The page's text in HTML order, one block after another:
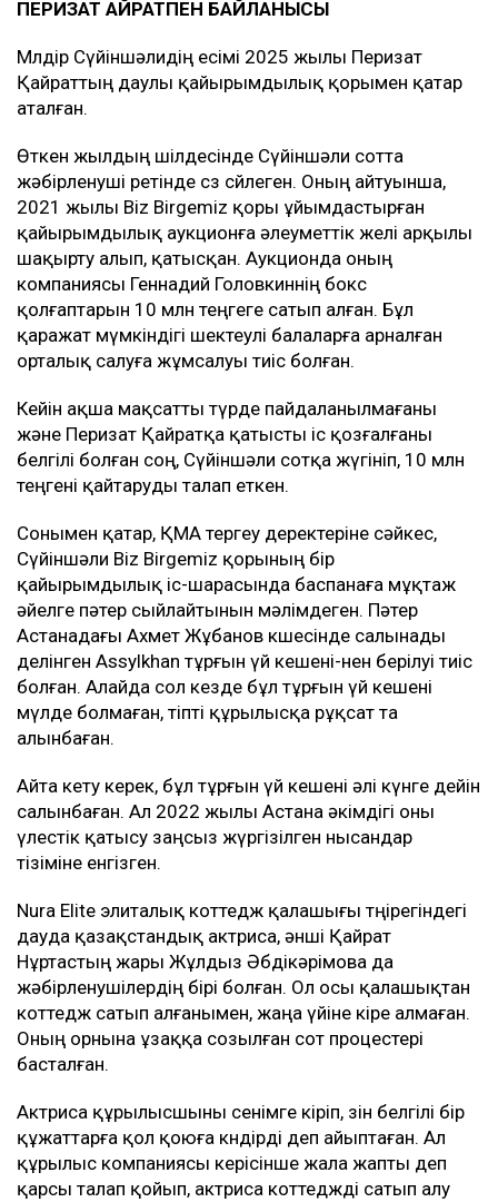
ПЕРИЗАТ ҚАЙРАТПЕН БАЙЛАНЫСЫ
Мөлдір Сүйіншәлидің есімі 2025 жылы Перизат
Қайраттың даулы қайырымдылық қорымен қатар
аталған.
Өткен жылдың шілдесінде Сүйіншәли сотта
жәбірленуші ретінде сөз сөйлеген. Оның айтуынша,
2021 жылы Biz Birgemiz қоры ұйымдастырған
қайырымдылық аукционға әлеуметтік желі арқылы
шақырту алып, қатысқан. Аукционда оның
компаниясы Геннадий Головкиннің бокс
қолғаптарын 10 млн теңгеге сатып алған. Бұл
қаражат мүмкіндігі шектеулі балаларға арналған
орталық салуға жұмсалуы тиіс болған.
Кейін ақша мақсатты түрде пайдаланылмағаны
және Перизат Қайратқа қатысты іс қозғалғаны
белгілі болған соң, Сүйіншәли сотқа жүгініп, 10 млн
теңгені қайтаруды талап еткен.
Сонымен қатар, ҚМА тергеу деректеріне сәйкес,
Сүйіншәли Biz Birgemiz қорының бір
қайырымдылық іс-шарасында баспанаға мұқтаж
әйелге пәтер сыйлайтынын мәлімдеген. Пәтер
Астанадағы Ахмет Жұбанов көшесінде салынады
делінген Assylkhan тұрғын үй кешені-нен берілуі тиіс
болған. Алайда сол кезде бұл тұрғын үй кешені
мүлде болмаған, тіпті құрылысқа рұқсат та
алынбаған.
Айта кету керек, бұл тұрғын үй кешені әлі күнге дейін
салынбаған. Ал 2022 жылы Астана әкімдігі оны
үлестік қатысу заңсыз жүргізілген нысандар
тізіміне енгізген.
Nura Elite элиталық коттедж қалашығы төңірегіндегі
дауда қазақстандық актриса, әнші Қайрат
Нұртастың жары Жұлдыз Әбдікәрімова да
жәбірленушілердің бірі болған. Ол осы қалашықтан
коттедж сатып алғанымен, жаңа үйіне кіре алмаған.
Оның орнына ұзаққа созылған сот процестері
басталған.
Актриса құрылысшыны сенімге кіріп, өзін белгілі бір
құжаттарға қол қоюға көндірді деп айыптаған. Ал
құрылыс компаниясы керісінше жала жапты деп
қарсы талап қойып, актриса коттеджді сатып алу